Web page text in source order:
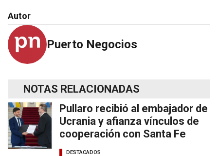
Autor
Puerto Negocios
NOTAS RELACIONADAS
Pullaro recibió al embajador de
Ucrania y afianza vínculos de
cooperación con Santa Fe
DESTACADOS